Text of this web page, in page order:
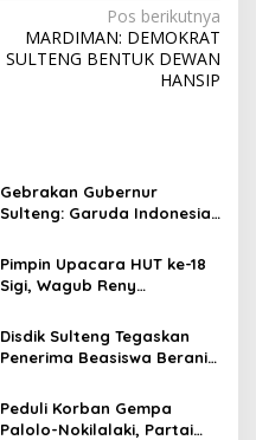
Pos berikutnya
MARDIMAN: DEMOKRAT
SULTENG BENTUK DEWAN
HANSIP
Gebrakan Gubernur
Sulteng: Garuda Indonesia
Penerbangan Internasional
Perdana Palu Sampai
Guangzhou China
Pimpin Upacara HUT ke-18
Sigi, Wagub Reny
Masyarakat Perkuat
Persatuan dan Percepat
Disdik Sulteng Tegaskan
Penerima Beasiswa Berani
Beasiswa Ganda
Peduli Korban Gempa
Palolo-Nokilalaki, Partai